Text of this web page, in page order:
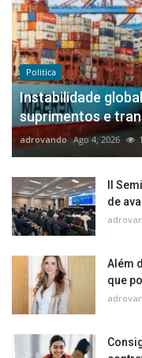
Politica
Instabilidade
suprimentos e
adrovando Ago 4, 2026
II
de
Além
que